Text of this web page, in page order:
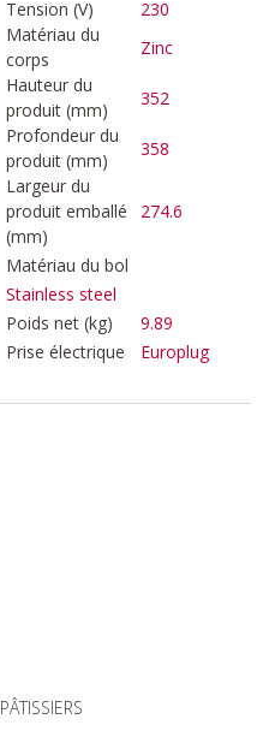
Tension (V)
230
Matériau du
corps
Zinc
Hauteur du
produit (mm)
352
Profondeur du
produit (mm)
358
Largeur du
produit emballé
(mm)
274.6
Matériau du bol
Stainless steel
Poids net (kg)
9.89
Prise électrique Europlug